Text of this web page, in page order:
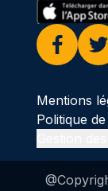
Facebook
Mentions
Politique